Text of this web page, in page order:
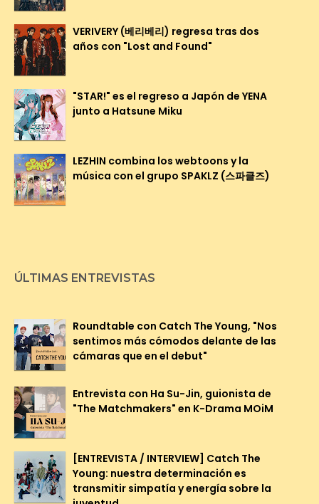
VERIVERY (베리베리) regresa tras dos
años con "Lost and Found"
"STAR!" es el regreso a Japón de YENA
junto a Hatsune Miku
LEZHIN combina los webtoons y la
música con el grupo SPAKLZ (스파클즈)
ÚLTIMAS ENTREVISTAS
Roundtable con Catch The Young, "Nos
sentimos más cómodos delante de las
cámaras que en el debut"
Entrevista con Ha Su-Jin, guionista de
"The Matchmakers" en K-Drama MOiM
[ENTREVISTA / INTERVIEW] Catch The
Young: nuestra determinación es
transmitir simpatía y energía sobre la